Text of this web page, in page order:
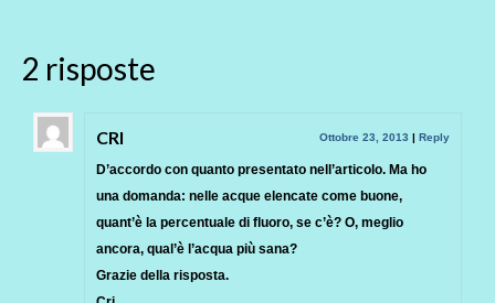
2 risposte
CRI Ottobre 23, 2013 | Reply
D’accordo con quanto presentato nell’articolo. Ma ho
una domanda: nelle acque elencate come buone,
quant’è la percentuale di fluoro, se c’è? O, meglio
ancora, qual’è l’acqua più sana?
Grazie della risposta.